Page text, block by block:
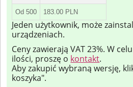
Od 500 183.00 PLN
Jeden użytkownik, może
urządzeniach.
Ceny zawierają VAT 23%. W
ilości, proszę o kontakt.
Aby zakupić wybraną wersję,
koszyka".